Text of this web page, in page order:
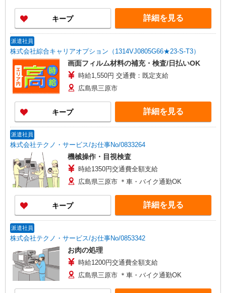
キープ 詳細を見る
派遣社員
株式会社綜合キャリアオプション（1314VJ0805G66★23-S-T3）
画面フィルム材料の補充・検査/日払いOK
時給1,550円 交通費：既定支給
広島県三原市
キープ 詳細を見る
派遣社員
株式会社テクノ・サービス/お仕事No/0833264
機械操作・目視検査
時給1350円交通費全額支給
広島県三原市 ＊車・バイク通勤OK
キープ 詳細を見る
派遣社員
株式会社テクノ・サービス/お仕事No/0853342
お肉の処理
時給1200円交通費全額支給
広島県三原市 ＊車・バイク通勤OK